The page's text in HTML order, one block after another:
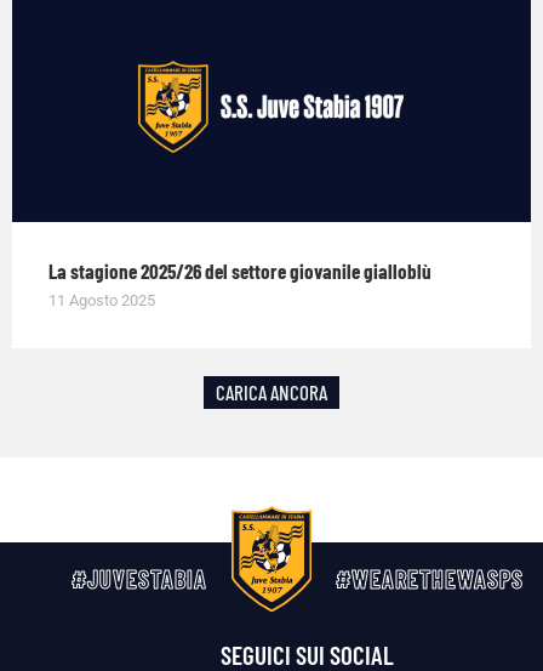
La stagione 2025/26 del settore giovanile gialloblù
11 Agosto 2025
CARICA ANCORA
#JUVESTABIA #WEARETHEWASPS
SEGUICI SUI SOCIAL